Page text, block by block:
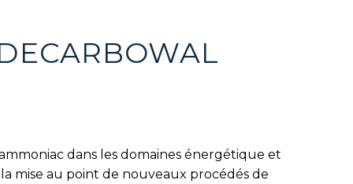
Matériaux et revêtements
dans les domaines énergétique et
mise au point de nouveaux procédés de